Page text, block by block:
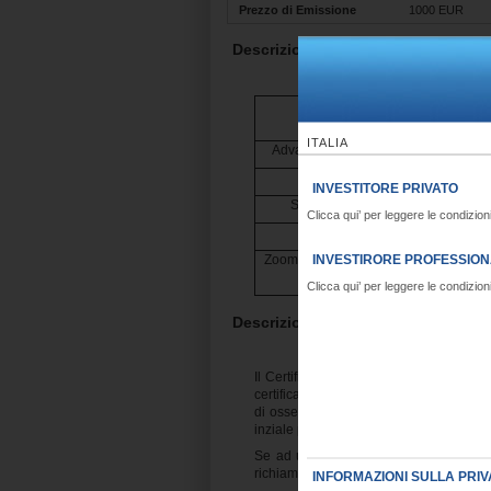
ITALIA
INVESTITORE PRIVATO
Clicca qui’ per leggere le
INVESTIRORE
Clicca qui’ per leggere le
INFORMAZIONI SULLA
Prezzo di Emissione 1000 EUR
Descrizione Sottostante
Advanced Micro Devices Inc. (BBG
STMicroelectronics N.V.(BBG
Zoom Video Communications Inc.
Descrizione del meccanismo del
Il Certificato è caratterizzato da due
certificato detenuto) e un Coupon
di osservazione tutti i sottostanti
inziale per il Coupon trimestrale), le
Se ad una qualsiasi data di
richiamato automaticamente